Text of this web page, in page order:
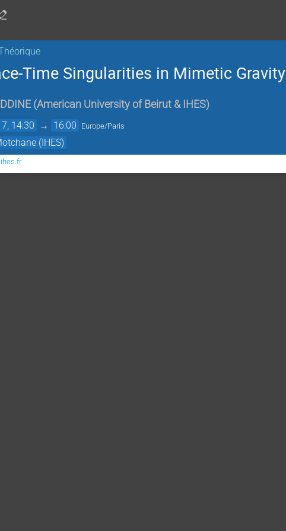
Time Singularities in Mimetic Gravity
(American University of Beirut & IHES)
14:30 → 16:00 Europe/Paris
(IHES)